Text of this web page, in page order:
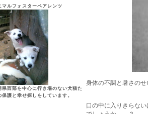
マルフォスターペアレンツ
県西部を中心に行き場のない犬猫た
保護と幸せ探しをしています。
身体の不調と暑さの
口の中に入りきらな